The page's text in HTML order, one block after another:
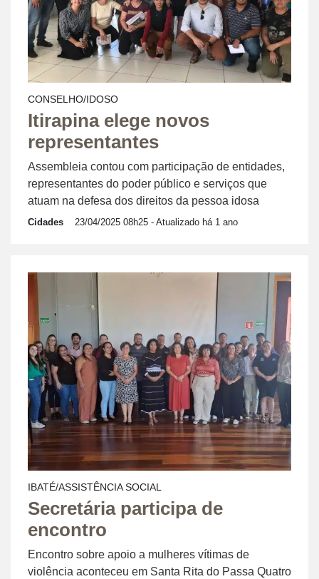
CONSELHO/IDOSO
Itirapina elege novos
representantes
Assembleia contou com participação de entidades,
representantes do poder público e serviços que
atuam na defesa dos direitos da pessoa idosa
Cidades 23/04/2025 08h25 - Atualizado há 1 ano
IBATÉ/ASSISTÊNCIA SOCIAL
Secretária participa de
encontro
Encontro sobre apoio a mulheres vítimas de
violência aconteceu em Santa Rita do Passa Quatro